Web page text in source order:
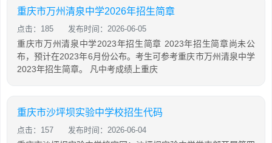
重庆市万州清泉中学2026年招生简章
点击：185 发布时间：2026-06-05
重庆市万州清泉中学2023年招生简章 2023年招生简章尚未公
布，预计在2023年6月份公布。考生可参考重庆市万州清泉中学
2023年招生简章。 凡中考成绩上重庆
重庆市沙坪坝实验中学校招生代码
点击：157 发布时间：2026-06-04